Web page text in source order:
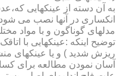
به آن دسته از عینکهایی
انکساری در آنها نصب می
مدلهای گوناگون و با مواد
توضیح اینکه :عینکهایی با
ریزش شدید ) و یا عینکهای
آسان نمودن مطالعه برای